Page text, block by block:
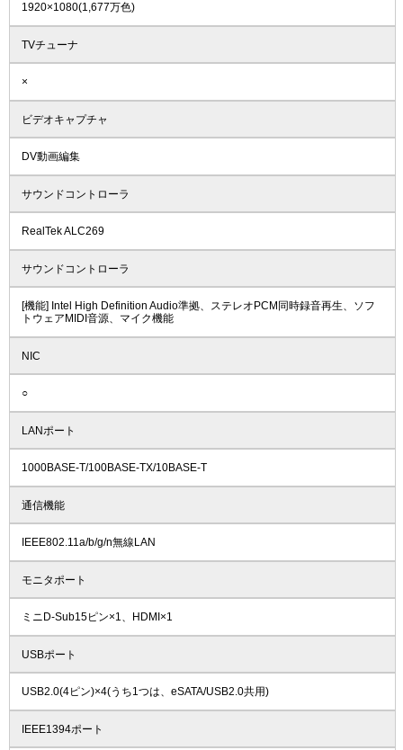
1920×1080(1,677万色)
TVチューナ
×
ビデオキャプチャ
DV動画編集
サウンドコントローラ
RealTek ALC269
サウンドコントローラ
[機能] Intel High Definition Audio準拠、ステレオPCM同時録音再生、ソフ
トウェアMIDI音源、マイク機能
NIC
○
LANポート
1000BASE-T/100BASE-TX/10BASE-T
通信機能
IEEE802.11a/b/g/n無線LAN
モニタポート
ミニD-Sub15ピン×1、HDMI×1
USBポート
USB2.0(4ピン)×4(うち1つは、eSATA/USB2.0共用)
IEEE1394ポート